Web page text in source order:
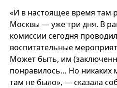
«И в настоящее время там
Москвы — уже три дня. В
комиссии сегодня
воспитательные
Может быть, им
понравилось… Но никаких
там не было», — сказала